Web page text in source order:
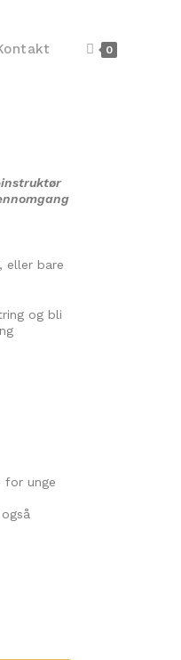
0
eller bare
og bli
for unge